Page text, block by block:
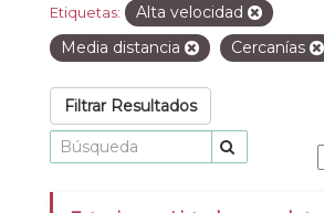
Etiquetas:
Alta velocidad
Media distancia
Cercanías
Filtrar Resultados